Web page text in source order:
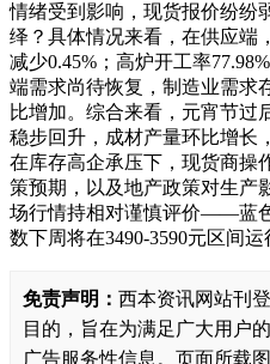
情绪受到影响，现货报价纷纷
绎？具体情况来看，在供应端
减少0.45%；高炉开工率
端需求尚待恢复，制造业需求
比增加。综合来看，元宵节过
稳步回升，成材产量环比增长
在库存高企承压下，现货商操
策预期，以及地产政策对生产
场行情持相对谨慎评价——蓝
数下周将在3490-3590元区间运
免责声明： 西本资讯网站刊
目的，旨在为满足广大用户
广告服务性信息。页面所载